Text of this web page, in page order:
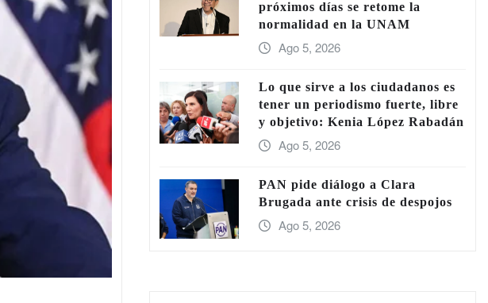
próximos días se retome la
normalidad en la UNAM
Ago 5, 2026
Lo que sirve a los ciudadanos es
tener un periodismo fuerte, libre
y objetivo: Kenia López Rabadán
Ago 5, 2026
PAN pide diálogo a Clara
Brugada ante crisis de despojos
Ago 5, 2026